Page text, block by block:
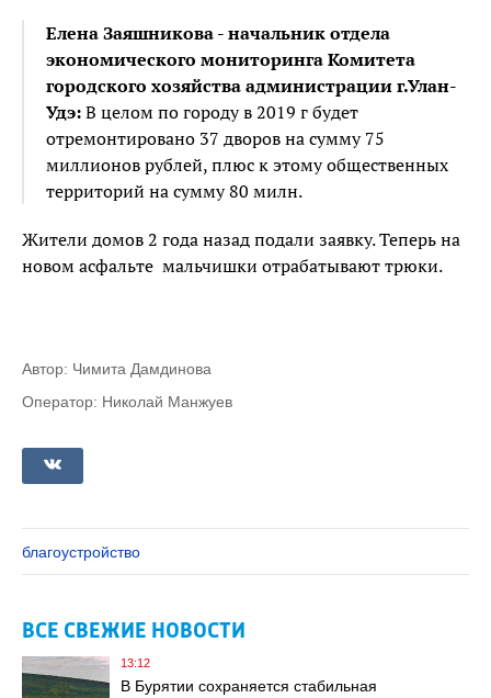
Елена Заяшникова - начальник отдела
экономического мониторинга Комитета
городского хозяйства администрации г.Улан-
Удэ:В целом по городу в 2019 г будет
отремонтировано 37 дворов на сумму 75
миллионов рублей, плюс к этому общественных
территорий на сумму 80 милн.
Жители домов 2 года назад подали заявку. Теперь на
новом асфальте мальчишки отрабатывают трюки.
Автор: Чимита Дамдинова
Оператор: Николай Манжуев
благоустройство
ВСЕ СВЕЖИЕ НОВОСТИ
13:12
В Бурятии сохраняется стабильная